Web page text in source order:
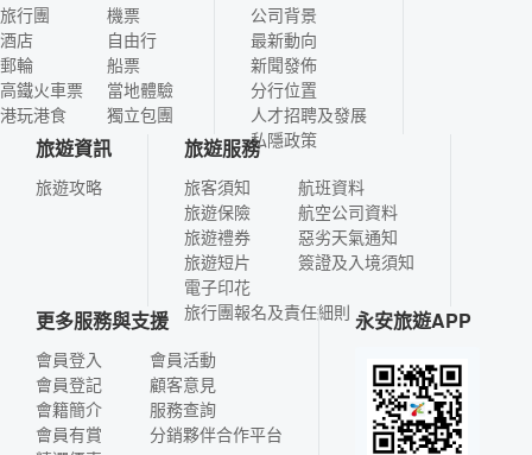
旅行團
酒店
郵輪
高鐵火車票
港玩港食
機票
自由行
船票
當地體驗
獨立包團
公司背景
最新動向
新聞發佈
分行位置
人才招聘及發展
私隱政策
旅遊資訊
旅遊攻略
旅遊服務
旅客須知
旅遊保險
旅遊禮券
旅遊短片
電子印花
航班資料
航空公司資料
惡劣天氣通知
簽證及入境須知
旅行團報名及責任細則
更多服務與支援
會員登入
會員登記
會籍簡介
會員有賞
會員活動
顧客意見
服務查詢
分銷夥伴合作平台
永安旅遊APP